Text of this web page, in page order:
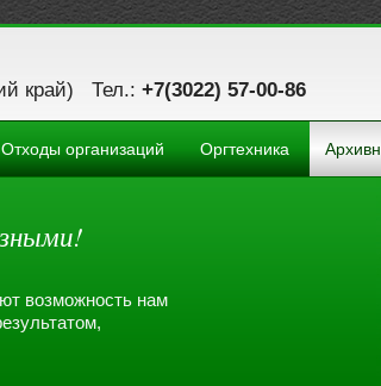
край) Тел.: +7(3022) 57-00-86
возможность нам
Отходы организаций Оргтехника